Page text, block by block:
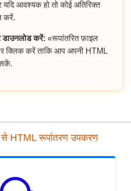
आवश्यक हो तो कोई अतिरिक्त
करें.
डाउनलोड करें: «रूपांतरित फ़ाइल
क्लिक करें ताकि आप अपनी HTML
HTML रूपांतरण उपकरण